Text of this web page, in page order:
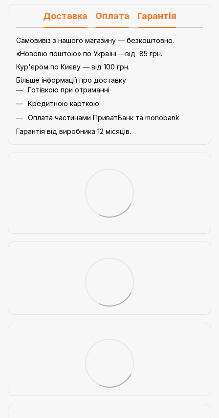
Доставка Оплата Гарантія
Самовивіз з нашого магазину — безкоштовно.
«Нововю поштою» по Україні —від 85 грн.
Кур'єром по Києву — від 100 грн.
Більше інформації про доставку
Готівкою при отриманні
Кредитною карткою
Оплата частинами ПриватБанк та monobank
Гарантія від виробника 12 місяців.